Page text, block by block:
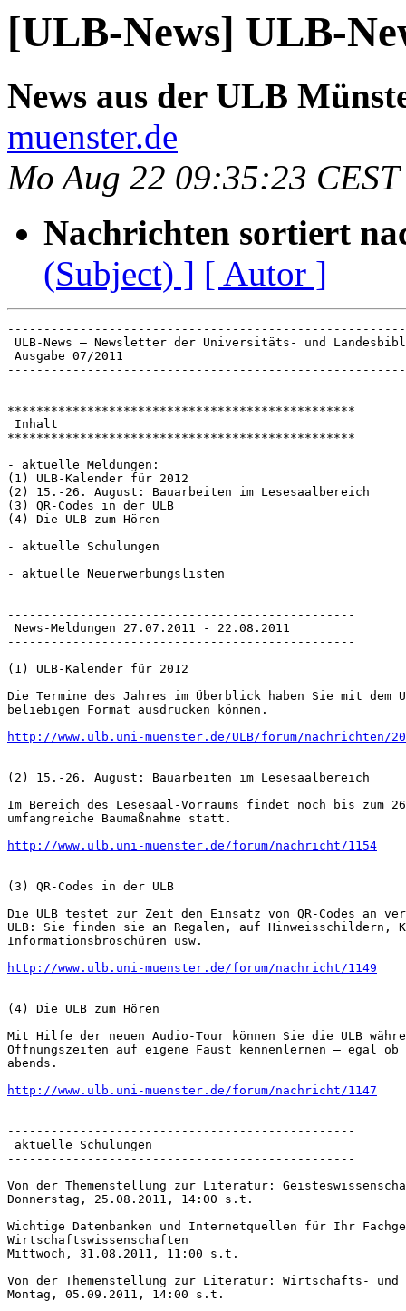
[ULB-News] ULB-
News aus der ULB
muenster.de
Mo Aug 22 09:35:23 CEST
Nachrichten sortiert
(Subject) ] [ Autor ]
ULB-News – Newsletter der Universitäts- und
Ausgabe 07/2011
************************************************
Inhalt
************************************************
- aktuelle Meldungen:
(1) ULB-Kalender für 2012
(2) 15.-26. August: Bauarbeiten im Lesesaalbereich
(3) QR-Codes in der ULB
(4) Die ULB zum Hören
- aktuelle Schulungen
- aktuelle Neuerwerbungslisten
------------------------------------------------
News-Meldungen 27.07.2011 - 22.08.2011
------------------------------------------------
(1) ULB-Kalender für 2012
Die Termine des Jahres im Überblick haben Sie mit dem
beliebigen Format ausdrucken können.
http://www.ulb.uni-muenster.de/ULB/forum/nachrichten/
(2) 15.-26. August: Bauarbeiten im Lesesaalbereich
Im Bereich des Lesesaal-Vorraums findet noch bis zum
umfangreiche Baumaßnahme statt.
http://www.ulb.uni-muenster.de/forum/nachricht/1154
(3) QR-Codes in der ULB
Die ULB testet zur Zeit den Einsatz von QR-Codes an
ULB: Sie finden sie an Regalen, auf Hinweisschildern,
Informationsbroschüren usw.
http://www.ulb.uni-muenster.de/forum/nachricht/1149
(4) Die ULB zum Hören
Mit Hilfe der neuen Audio-Tour können Sie die ULB
Öffnungszeiten auf eigene Faust kennenlernen – egal ob
abends.
http://www.ulb.uni-muenster.de/forum/nachricht/1147
------------------------------------------------
aktuelle Schulungen
------------------------------------------------
Von der Themenstellung zur Literatur:
Donnerstag, 25.08.2011, 14:00 s.t.
Wichtige Datenbanken und Internetquellen für Ihr
Wirtschaftswissenschaften
Mittwoch, 31.08.2011, 11:00 s.t.
Von der Themenstellung zur Literatur: Wirtschafts- und
Montag, 05.09.2011, 14:00 s.t.